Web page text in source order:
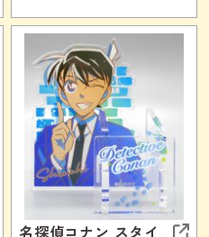
名探偵コナン スタイ